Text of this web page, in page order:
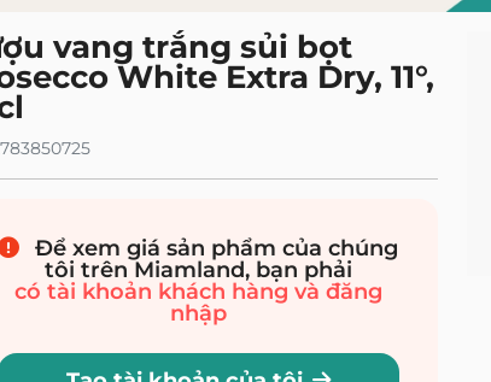
Bảo trì máy Bột giặt chuyên dụng
Chất tẩy rửa tổng quát
Tẩy vết bẩn
Sản phẩm rửa chén và bảo trì hữu cơ
vang trắng sủi bọt
White Extra Dry, 11°,
Để xem giá sản phẩm của chúng
tôi trên Miamland, bạn phải
có tài khoản khách hàng và đăng
nhập